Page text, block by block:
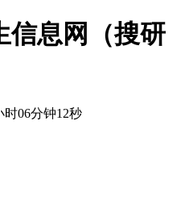
信息网（搜研
时06分钟11秒